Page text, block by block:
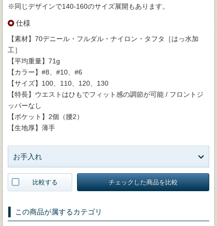
※同じデザインで140-160のサイズ展開もあります。
仕様
【素材】70デニール・フルダル・ナイロン・タフタ［はっ水加
工］
【平均重量】71g
【カラー】#8、#10、#6
【サイズ】100、110、120、130
【特長】ウエストはひもでフィット感の調節が可能 / フロントジ
ッパーなし
【ポケット】2個（腰2）
【生地厚】薄手
お手入れ
比較する チェックした商品を比較
この商品が属するカテゴリ